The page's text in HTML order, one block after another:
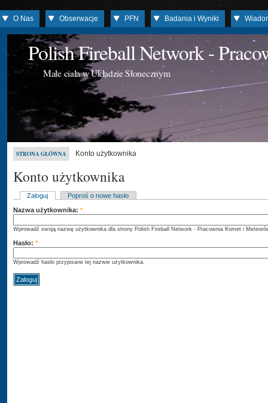
O Nas Obserwacje PFN Badania i Wyniki
Polish Fireball Network -
Małe ciała w Układzie Słonecznym
STRONA GŁÓWNA Konto użytkownika
Konto użytkownika
Zaloguj
Poproś o nowe hasło
Nazwa użytkownika: *
Wprowadź swoją nazwę użytkownika dla strony Polish Fireball Network - Pracownia Komet i
Hasło: *
Wprowadź hasło przypisane tej nazwie użytkownika.